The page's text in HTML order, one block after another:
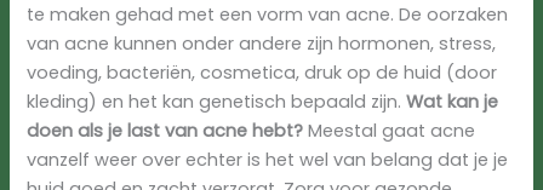
te maken gehad met een vorm van acne. De oorzaken
van acne kunnen onder andere zijn hormonen, stress,
voeding, bacteriën, cosmetica, druk op de huid (door
kleding) en het kan genetisch bepaald zijn.Wat kan je
doen als je last van acne hebt? Meestal gaat acne
vanzelf weer over echter is het wel van belang dat je je